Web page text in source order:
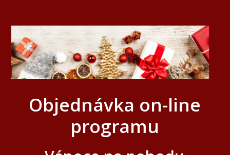
Objednávka on-line
programu